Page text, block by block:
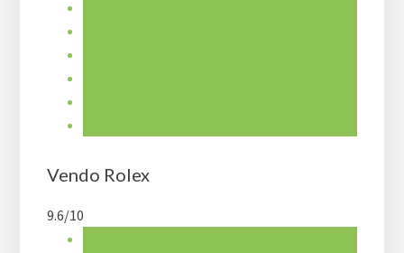
Vendo Rolex
9.6/10